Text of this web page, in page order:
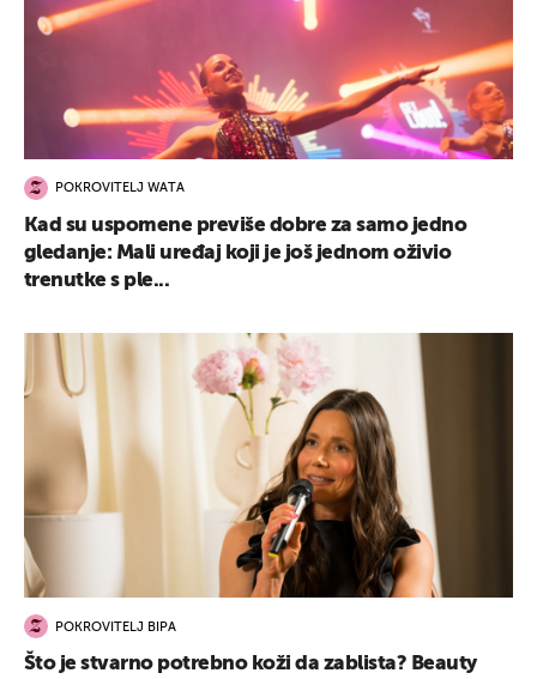
POKROVITELJ WATA
Kad su uspomene previše dobre za samo jedno
gledanje: Mali uređaj koji je još jednom oživio
trenutke s ple...
POKROVITELJ BIPA
Što je stvarno potrebno koži da zablista? Beauty